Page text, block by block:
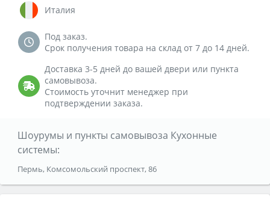
Италия
Под заказ.
Срок получения товара на склад от 7 до 14 дней.
Доставка 3-5 дней до вашей двери или пункта
самовывоза.
Стоимость уточнит менеджер при
подтверждении заказа.
Шоурумы и пункты самовывоза Кухонные
системы:
Пермь, Комсомольский проспект, 86